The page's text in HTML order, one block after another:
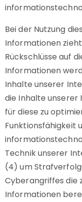
Bei der Nutzung
Informationen
Rückschlüsse auf
Informationen
Inhalte unserer
die Inhalte unserer
für diese zu
Funktionsfähigkeit
Technik unserer
(4) um
Cyberangriffes die
Informationen